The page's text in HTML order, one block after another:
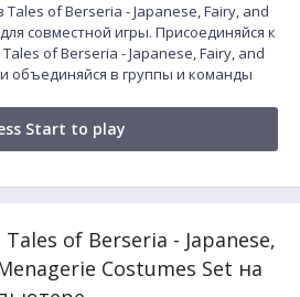
of Berseria - Japanese, Fairy, and
совместной игры. Присоединяйся к
of Berseria - Japanese, Fairy, and
объединяйся в группы и команды
Start to play
of Berseria - Japanese,
Costumes Set на